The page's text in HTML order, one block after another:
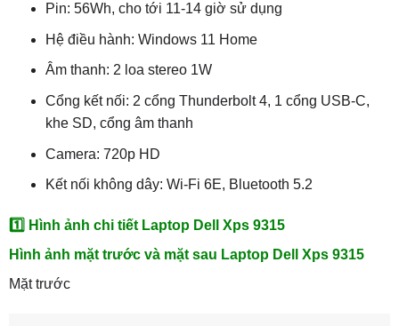
Pin: 56Wh, cho tới 11-14 giờ sử dụng
Hệ điều hành: Windows 11 Home
Âm thanh: 2 loa stereo 1W
Cổng kết nối: 2 cổng Thunderbolt 4, 1 cổng USB-C,
khe SD, cổng âm thanh
Camera: 720p HD
Kết nối không dây: Wi-Fi 6E, Bluetooth 5.2
1️⃣ Hình ảnh chi tiết Laptop Dell Xps 9315
Hình ảnh mặt trước và mặt sau Laptop Dell Xps 9315
Mặt trước